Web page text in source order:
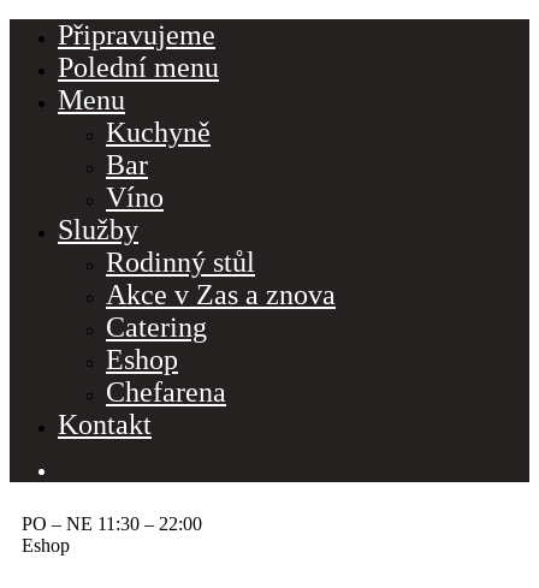
Připravujeme
Polední menu
Menu
Kuchyně
Bar
Víno
Služby
Rodinný stůl
Akce v Zas a znova
Catering
Eshop
Chefarena
Kontakt
PO – NE 11:30 – 22:00
Eshop